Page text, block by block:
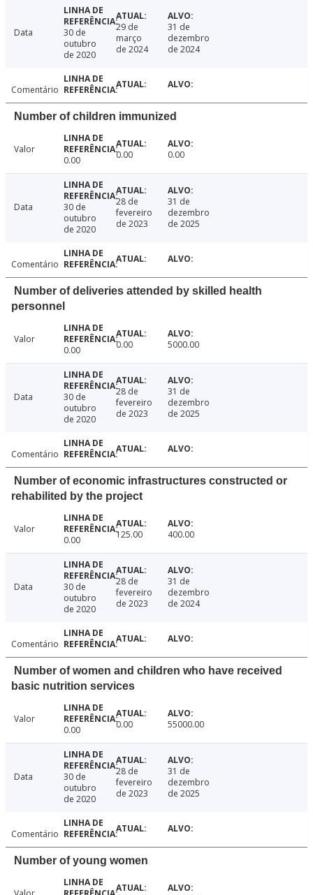
Data
30 de
outubro
de 2020
29 de
março
de 2024
31 de
dezembro
de 2024
Comentário
Number of children immunized
Valor
0.00
0.00 0.00
Data
30 de
outubro
de 2020
28 de
fevereiro
de 2023
31 de
dezembro
de 2025
Comentário
Number of deliveries attended by skilled health
personnel
Valor
0.00
0.00 5000.00
Data
30 de
outubro
de 2020
28 de
fevereiro
de 2023
31 de
dezembro
de 2025
Comentário
Number of economic infrastructures constructed or
rehabilited by the project
Valor
0.00
125.00 400.00
Data
30 de
outubro
de 2020
28 de
fevereiro
de 2023
31 de
dezembro
de 2024
Comentário
Number of women and children who have received
basic nutrition services
Valor
0.00
0.00 55000.00
Data
30 de
outubro
de 2020
28 de
fevereiro
de 2023
31 de
dezembro
de 2025
Comentário
Number of young women